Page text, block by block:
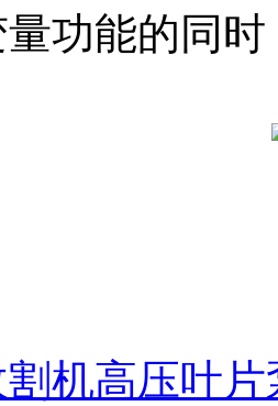
功能的同
割机高压叶